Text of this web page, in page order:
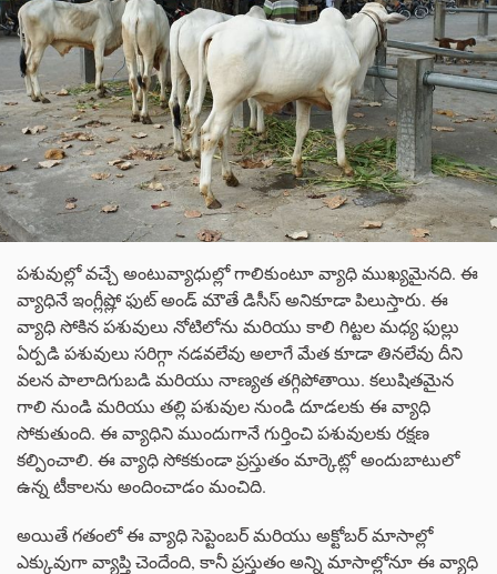
పశువుల్లో వచ్చే అంటువ్యాధుల్లో గాలికుంటూ వ్యాధి ముఖ్యమైనది. ఈ
వ్యాధినే ఇంగ్లీష్లో ఫుట్ అండ్ మౌతే డిసీస్ అనికూడా పిలుస్తారు. ఈ
వ్యాధి సోకిన పశువులు నోటిలోను మరియు కాలి గిట్టల మధ్య ఫుల్లు
ఏర్పడి పశువులు సరిగ్గా నడవలేవు అలాగే మేత కూడా తినలేవు దీని
వలన పాలాదిగుబడి మరియు నాణ్యత తగ్గిపోతాయి. కలుషితమైన
గాలి నుండి మరియు తల్లి పశువుల నుండి దూడలకు ఈ వ్యాధి
సోకుతుంది. ఈ వ్యాధిని ముందుగానే గుర్తించి పశువులకు రక్షణ
కల్పించాలి. ఈ వ్యాధి సోకకుండా ప్రస్తుతం మార్కెట్లో అందుబాటులో
ఉన్న టీకాలను అందించాడం మంచిది.
అయితే గతంలో ఈ వ్యాధి సెప్టెంబర్ మరియు అక్టోబర్ మాసాల్లో
ఎక్కువుగా వ్యాప్తి చెందేంది, కానీ ప్రస్తుతం అన్ని మాసాల్లోనూ ఈ వ్యాధి